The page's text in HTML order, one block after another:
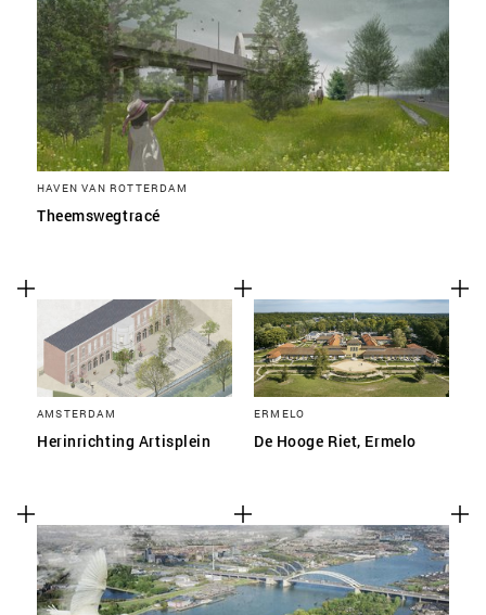
HAVEN VAN ROTTERDAM
Theemswegtracé
AMSTERDAM
Herinrichting Artisplein
ERMELO
De Hooge Riet, Ermelo